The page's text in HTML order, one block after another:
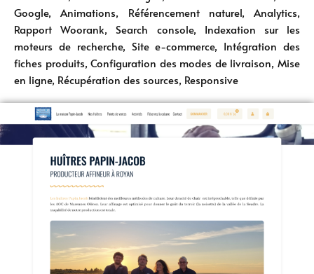
Google, Animations, Référencement naturel, Analytics,
Rapport Woorank, Search console, Indexation sur les
moteurs de recherche, Site e-commerce, Intégration des
fiches produits, Configuration des modes de livraison, Mise
en ligne, Récupération des sources, Responsive